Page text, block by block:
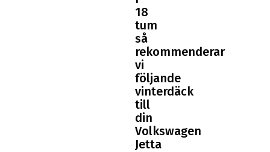
18
tum
så
rekommenderar
vi
följande
vinterdäck
till
din
Volkswagen
Jetta